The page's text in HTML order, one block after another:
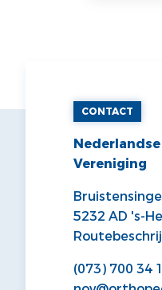
CONTACT
Vereniging
5232 AD 's-
(073) 700 34